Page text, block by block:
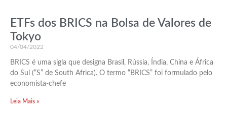
ETFs dos BRICS na Bolsa de Valores de
Tokyo
04/04/2022
BRICS é uma sigla que designa Brasil, Rússia, Índia, China e África
do Sul (“S” de South Africa). O termo “BRICS” foi formulado pelo
economista-chefe
Leia Mais »